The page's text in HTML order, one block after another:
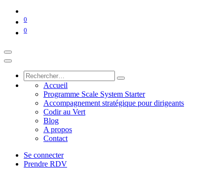
0
0
Accueil
Programme Scale System Starter
Accompagnement stratégique pour dirigeants
Codir au Vert
Blog
A propos
Contact
Se connecter
Prendre RDV